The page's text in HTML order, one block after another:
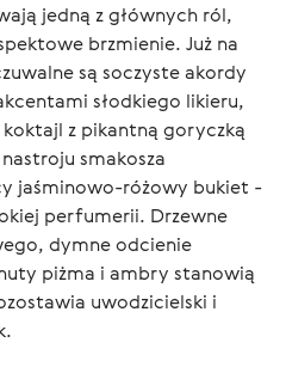
jedną z głównych ról,
brzmienie. Już na
są soczyste akordy
słodkiego likieru,
z pikantną goryczką
smakosza
jaśminowo-różowy bukiet -
perfumerii. Drzewne
dymne odcienie
piżma i ambry stanowią
uwodzicielski i